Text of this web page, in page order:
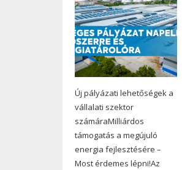
Új pályázati lehetőségek a
vállalati szektor
számáraMilliárdos
támogatás a megújuló
energia fejlesztésére –
Most érdemes lépni!Az